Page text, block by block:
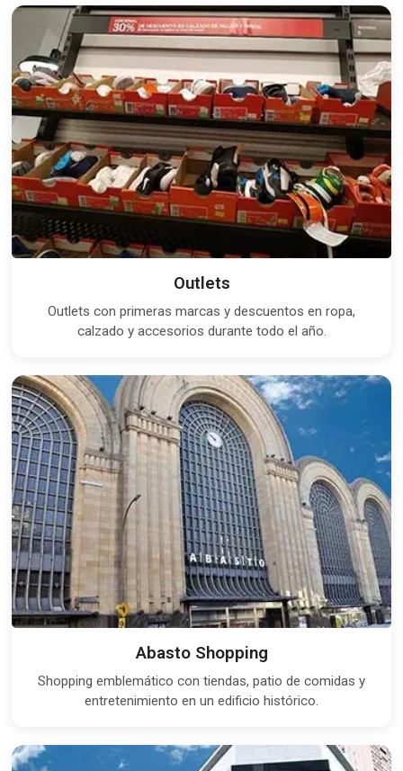
Outlets
Outlets con primeras marcas y descuentos en ropa,
calzado y accesorios durante todo el año.
Abasto Shopping
Shopping emblemático con tiendas, patio de comidas y
entretenimiento en un edificio histórico.